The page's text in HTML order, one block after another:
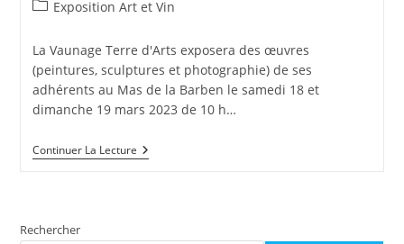
PostExposition Art et Vin
La Vaunage Terre d'Arts exposera des œuvres
(peintures, sculptures et photographie) de ses
adhérents au Mas de la Barben le samedi 18 et
dimanche 19 mars 2023 de 10 h…
Continuer La LectureExposition
Art
Rechercher